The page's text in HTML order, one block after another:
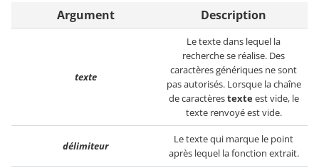
Argument Description
texte
Le texte dans lequel la
recherche se réalise. Des
caractères génériques ne sont
pas autorisés. Lorsque la chaîne
de caractèrestexteest vide, le
texte renvoyé est vide.
délimiteur
Le texte qui marque le point
après lequel la fonction extrait.